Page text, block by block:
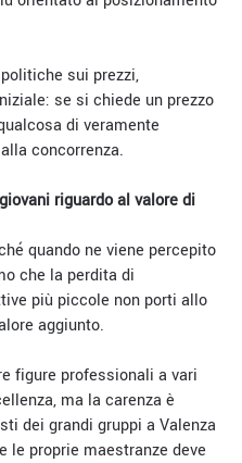
sui prezzi,
se si chiede un prezzo
di veramente
concorrenza.
riguardo al valore di
quando ne viene percepito
che la perdita di
più piccole non porti allo
aggiunto.
figure professionali a vari
ma la carenza è
dei grandi gruppi a Valenza
le proprie maestranze deve